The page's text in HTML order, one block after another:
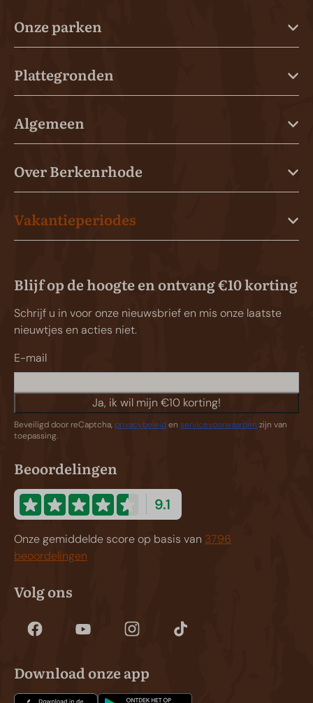
Onze parken
Plattegronden
Algemeen
Over Berkenrhode
Vakantieperiodes
Blijf op de hoogte en ontvang €10 korting
Schrijf u in voor onze nieuwsbrief en mis onze laatste
nieuwtjes en acties niet.
E-mail
Ja, ik wil mijn €10 korting!
Beveiligd door reCaptcha, privacybeleiden servicevoorwaarden zijn van
toepassing.
Beoordelingen
9.1
Onze gemiddelde score op basis van 3796
beoordelingen
Volg ons
Download onze app